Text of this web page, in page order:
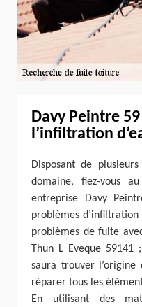
Davy Peintre
l’infiltration
Disposant de
domaine, fiez-vous
entreprise Davy
problèmes d’infiltration
problèmes de fuite
Thun L Eveque 59141
saura trouver
réparer tous les
En utilisant des